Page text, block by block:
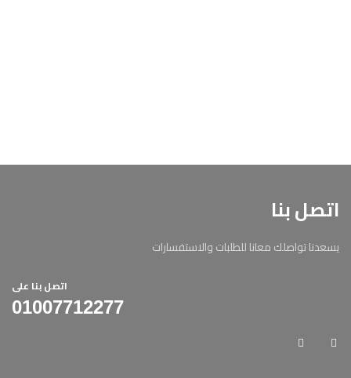
اتصل بنا
يسعدنا تواصلك معانا للطلبات والاستفسارات
اتصل بنا على
01007712277